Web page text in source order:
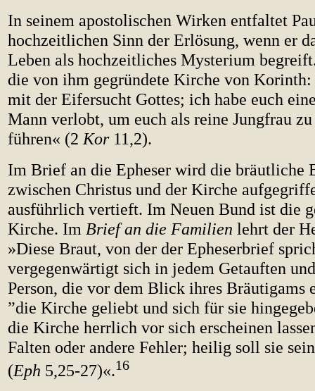
In seinem apostolischen Wirken entfaltet
hochzeitlichen Sinn der Erlösung, wenn er
Leben als hochzeitliches Mysterium
die von ihm gegründete Kirche von
mit der Eifersucht Gottes; ich habe euch
Mann verlobt, um euch als reine Jungfrau
führen« (2 Kor11,2).
Im Brief an die Epheser wird die bräutliche
zwischen Christus und der Kirche
ausführlich vertieft. Im Neuen Bund ist die
Kirche. Im Brief an die Familien lehrt der
»Diese Braut, von der der Epheserbrief
vergegenwärtigt sich in jedem Getauften
Person, die vor dem Blick ihres Bräutigams
”die Kirche geliebt und sich für sie
die Kirche herrlich vor sich erscheinen
Falten oder andere Fehler; heilig soll sie
(Eph 5,25-27)«.16